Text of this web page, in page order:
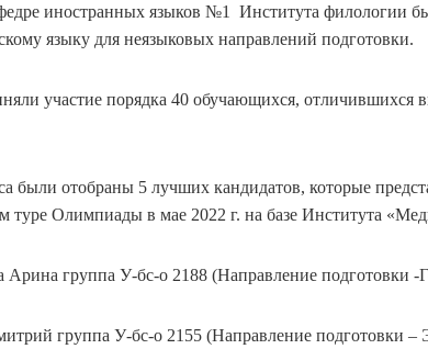
иностранных языков №1 Института филологии
языку для неязыковых направлений подготовки.
участие порядка 40 обучающихся, отличившихся
были отобраны 5 лучших кандидатов, которые
туре Олимпиады в мае 2022 г. на базе Института
группа У-бс-о 2188 (Направление подготовки -
группа У-бс-о 2155 (Направление подготовки –